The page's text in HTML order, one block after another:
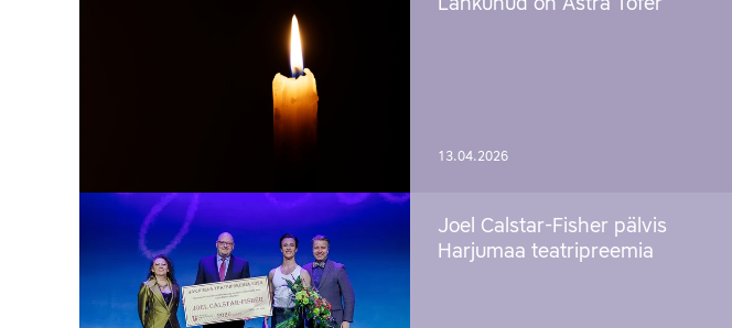
Lahkunud on Astra Tofer
13.04.2026
Joel Calstar-Fisher pälvis
Harjumaa teatripreemia